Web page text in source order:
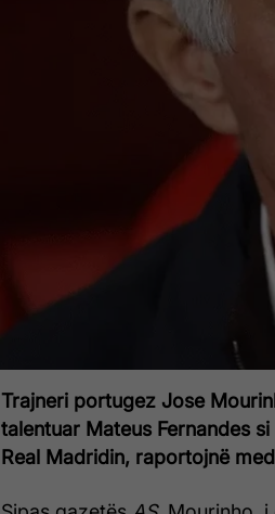
Trajneri portugez Jose
talentuar Mateus Fernandes
Real Madridin, raportojnë